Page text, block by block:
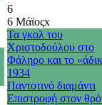
6
6 Μάϊοςx
Τα γκολ του
Χριστοδούλου στο
Φάληρο και το
1934
Παντοτινό διαμάντι
Επιστροφή στον